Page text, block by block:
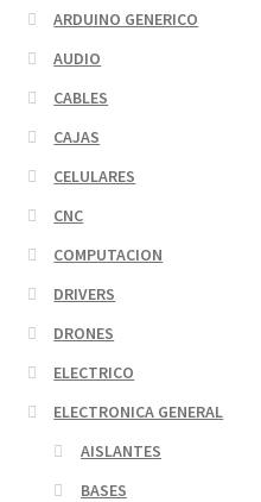
ARDUINO GENERICO
AUDIO
CABLES
CAJAS
CELULARES
CNC
COMPUTACION
DRIVERS
DRONES
ELECTRICO
ELECTRONICA GENERAL
AISLANTES
BASES